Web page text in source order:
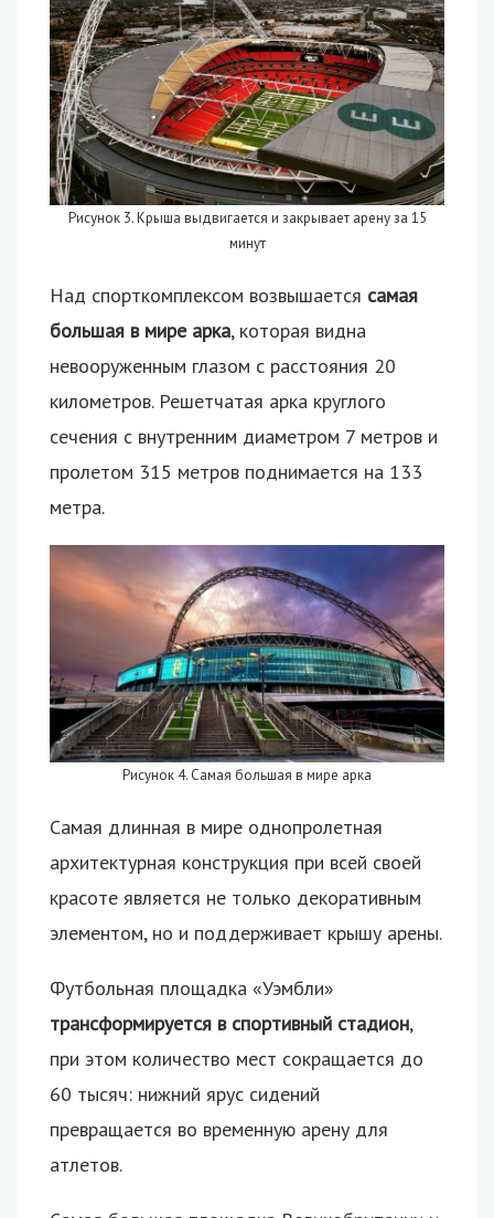
Рисунок 3. Крыша выдвигается и закрывает арену за 15
минут
Над спорткомплексом возвышается самая
большая в мире арка, которая видна
невооруженным глазом с расстояния 20
километров. Решетчатая арка круглого
сечения с внутренним диаметром 7 метров и
пролетом 315 метров поднимается на 133
метра.
Рисунок 4. Самая большая в мире арка
Самая длинная в мире однопролетная
архитектурная конструкция при всей своей
красоте является не только декоративным
элементом, но и поддерживает крышу арены.
Футбольная площадка «Уэмбли»
трансформируется в спортивный стадион,
при этом количество мест сокращается до
60 тысяч: нижний ярус сидений
превращается во временную арену для
атлетов.